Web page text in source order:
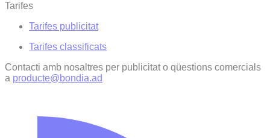
Tarifes
Tarifes publicitat
Tarifes classificats
Contacti amb nosaltres per publicitat o qüestions comercials
a producte@bondia.ad